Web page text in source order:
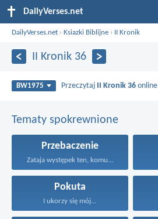
DailyVerses.net
DailyVerses.net ›Ksiazki Biblijne › II Kronik
II Kronik 36
BW1975 Przeczytaj II Kronik 36 online
Tematy spokrewnione
Przebaczenie
Zataja występek ten, komu...
Pokuta
I ukorzy się mój...